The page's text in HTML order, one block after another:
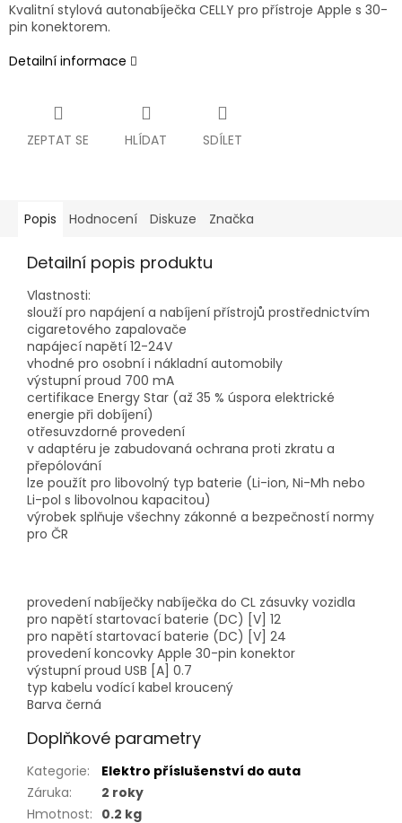
Kvalitní stylová autonabíječka CELLY pro přístroje Apple s 30-
pin konektorem.
Detailní informace
ZEPTAT SE HLÍDAT SDÍLET
Popis Hodnocení Diskuze Značka
Detailní popis produktu
Vlastnosti:
slouží pro napájení a nabíjení přístrojů prostřednictvím
cigaretového zapalovače
napájecí napětí 12-24V
vhodné pro osobní i nákladní automobily
výstupní proud 700 mA
certifikace Energy Star (až 35 % úspora elektrické
energie při dobíjení)
otřesuvzdorné provedení
v adaptéru je zabudovaná ochrana proti zkratu a
přepólování
lze použít pro libovolný typ baterie (Li-ion, Ni-Mh nebo
Li-pol s libovolnou kapacitou)
výrobek splňuje všechny zákonné a bezpečností normy
pro ČR
provedení nabíječky nabíječka do CL zásuvky vozidla
pro napětí startovací baterie (DC) [V] 12
pro napětí startovací baterie (DC) [V] 24
provedení koncovky Apple 30-pin konektor
výstupní proud USB [A] 0.7
typ kabelu vodící kabel kroucený
Barva černá
Doplňkové parametry
Kategorie:
Elektro příslušenství do auta
Záruka:
2 roky
Hmotnost: 0.2 kg